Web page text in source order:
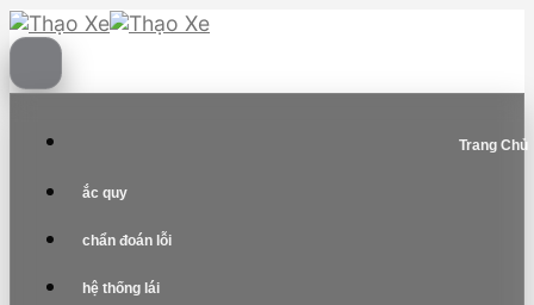
Skip
to
content
Trang Chủ
ắc quy
chẩn đoán lỗi
hệ thống lái